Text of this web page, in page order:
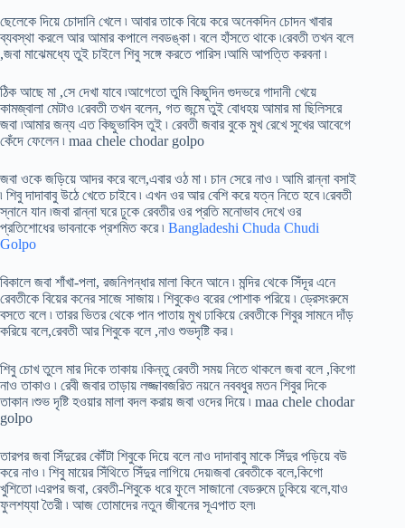
ছেলেকে দিয়ে চোদানি খেলে ৷ আবার তাকে বিয়ে করে অনেকদিন চোদন খাবার
ব্যবস্থা করলে আর আমার কপালে লবডঙ্কা ৷ বলে হাঁসতে থাকে ৷রেবতী তখন বলে
,জবা মাঝেমধ্যে তুই চাইলে শিবু সঙ্গে করতে পারিস ৷আমি আপত্তি করবনা ৷
ঠিক আছে মা ,সে দেখা যাবে ৷আগেতো তুমি কিছুদিন গুদভরে গাদানী খেয়ে
কামজ্বালা মেটাও ৷রেবতী তখন বলেন, গত জন্মে তুই বোধহয় আমার মা ছিলিসরে
জবা ৷আমার জন্য এত কিছুভাবিস তুই ৷ রেবতী জবার বুকে মুখ রেখে সুখের আবেগে
কেঁদে ফেলেন ৷ maa chele chodar golpo
জবা ওকে জড়িয়ে আদর করে বলে,এবার ওঠ মা ৷ চান সেরে নাও ৷ আমি রান্না বসাই
৷ শিবু দাদাবাবু উঠে খেতে চাইবে ৷ এখন ওর আর বেশি করে যত্ন নিতে হবে ৷রেবতী
স্নানে যান ৷জবা রান্না ঘরে ঢুকে রেবতীর ওর প্রতি মনোভাব দেখে ওর
প্রতিশোধের ভাবনাকে প্রশমিত করে ৷ Bangladeshi Chuda Chudi
Golpo
বিকালে জবা শাঁখা-পলা, রজনিগন্ধার মালা কিনে আনে ৷ মন্দির থেকে সিঁদূর এনে
রেবতীকে বিয়ের কনের সাজে সাজায় ৷ শিবুকেও বরের পোশাক পরিয়ে ৷ ড্রেসংরুমে
বসতে বলে ৷ তারর ভিতর থেকে পান পাতায় মুখ ঢাকিয়ে রেবতীকে শিবুর সামনে দাঁড়
করিয়ে বলে,রেবতী আর শিবুকে বলে ,নাও শুভদৃষ্টি কর ৷
শিবু চোখ তুলে মার দিকে তাকায় ৷কিন্তু রেবতী সময় নিতে থাকলে জবা বলে ,কিগো
নাও তাকাও ৷ রেবী জবার তাড়ায় লজ্জাবজরিত নয়নে নববধুর মতন শিবুর দিকে
তাকান ৷শুভ দৃষ্টি হওয়ার মালা বদল করায় জবা ওদের দিয়ে ৷ maa chele chodar
golpo
তারপর জবা সিঁদুরের কৌঁটা শিবুকে দিয়ে বলে নাও দাদাবাবু মাকে সিঁদুর পড়িয়ে বউ
করে নাও ৷ শিবু মায়ের সিঁথিতে সিঁদুর লাগিয়ে দেয়৷জবা রেবতীকে বলে,কিগো
খুশিতো ৷এরপর জবা, রেবতী-শিবুকে ধরে ফুলে সাজানো বেডরুমে ঢুকিয়ে বলে,যাও
ফুলশয্যা তৈরী ৷ আজ তোমাদের নতুন জীবনের সূএপাত হল৷